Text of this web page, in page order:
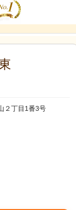
２丁目1番3号